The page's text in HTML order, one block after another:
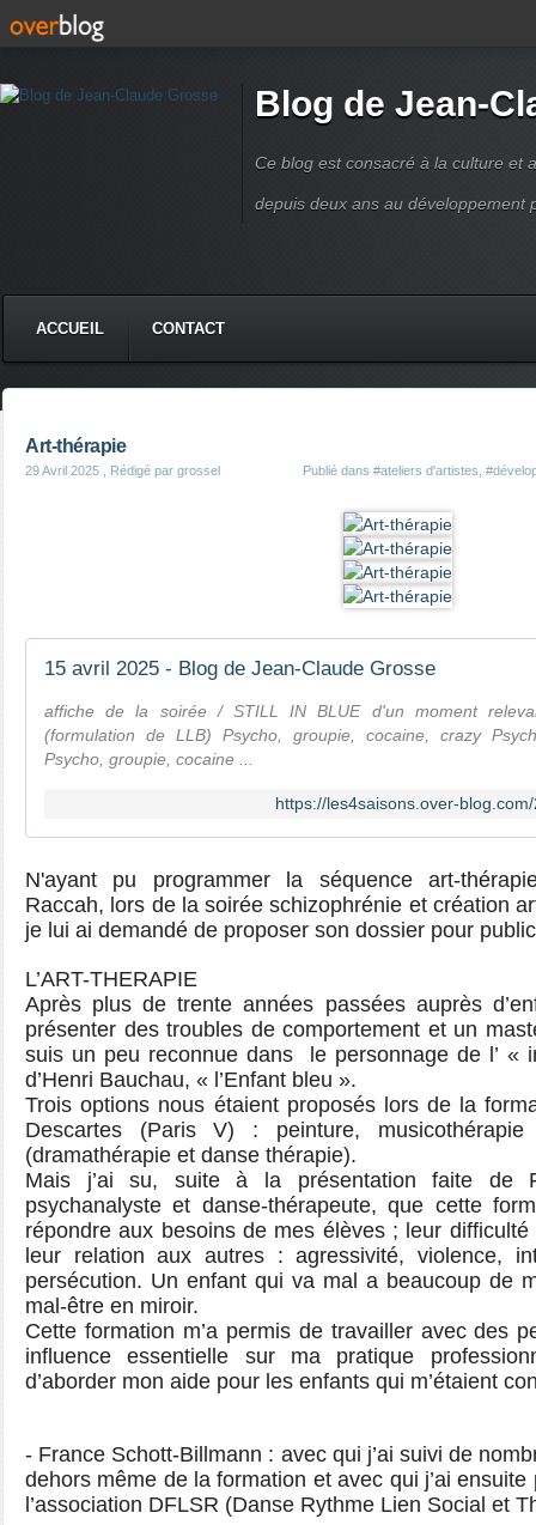
Blog de Jean-
Ce blog est consacré à la culture et
depuis deux ans au développement
ACCUEIL CONTACT
Art-thérapie
29 Avril 2025 , Rédigé par grossel Publié dans #ateliers d'artistes
15 avril 2025 - Blog de Jean-Claude Grosse
affiche de la soirée / STILL IN BLUE d'un moment
(formulation de LLB) Psycho, groupie, cocaine, crazy
Psycho, groupie, cocaine ...
https://les4saisons.over-
N'ayant pu programmer la séquence art-
Raccah, lors de la soirée schizophrénie et création
je lui ai demandé de proposer son dossier pour
L’ART-THERAPIE
Après plus de trente années passées auprès
présenter des troubles de comportement et un
suis un peu reconnue dans le personnage de l’ «
d’Henri Bauchau, « l’Enfant bleu ».
Trois options nous étaient proposés lors de la
Descartes (Paris V) : peinture,
(dramathérapie et danse thérapie).
Mais j’ai su, suite à la présentation faite de
psychanalyste et danse-thérapeute, que cette
répondre aux besoins de mes élèves ; leur
leur relation aux autres : agressivité, violence,
persécution. Un enfant qui va mal a beaucoup de
mal-être en miroir.
Cette formation m’a permis de travailler avec des
influence essentielle sur ma pratique
d’aborder mon aide pour les enfants qui m’étaient
- France Schott-Billmann : avec qui j’ai suivi de
dehors même de la formation et avec qui j’ai
l’association DFLSR (Danse Rythme Lien Social et